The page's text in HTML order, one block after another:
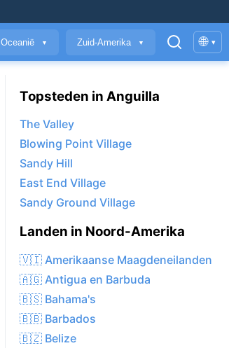
Oceanië ▼ Zuid-Amerika ▼ 🌐 ▾
Topsteden in Anguilla
The Valley
Blowing Point Village
Sandy Hill
East End Village
Sandy Ground Village
Landen in Noord-Amerika
🇻🇮 Amerikaanse Maagdeneilanden
🇦🇬 Antigua en Barbuda
🇧🇸 Bahama's
🇧🇧 Barbados
🇧🇿 Belize